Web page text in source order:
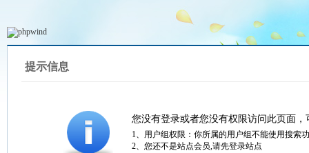
提示信息
您没有登录或者您没有权限访问此页面
1、用户组权限：你所属的用户组不能使用搜索
2、您还不是站点会员,请先登录站点